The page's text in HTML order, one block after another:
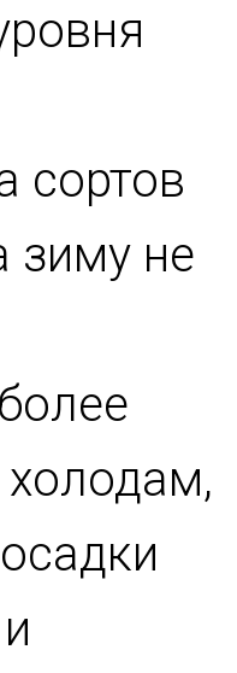
сортов
зиму не